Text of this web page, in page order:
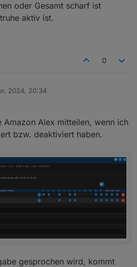
oder Gesamt scharf ist
aktiv ist.
0
2024, 20:34
Amazon Alex mitteilen, wenn ich
bzw. deaktiviert haben.
gesprochen wird, kommt